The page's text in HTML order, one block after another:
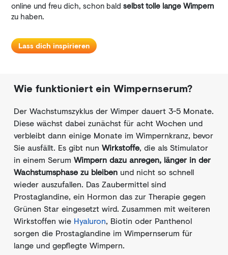
online und freu dich, schon bald selbst tolle lange Wimpern
zu haben.
Lass dich inspirieren
Wie funktioniert ein Wimpernserum?
Der Wachstumszyklus der Wimper dauert 3-5 Monate.
Diese wächst dabei zunächst für acht Wochen und
verbleibt dann einige Monate im Wimpernkranz, bevor
Sie ausfällt. Es gibt nun Wirkstoffe, die als Stimulator
in einem Serum Wimpern dazu anregen, länger in der
Wachstumsphase zu bleiben und nicht so schnell
wieder auszufallen. Das Zaubermittel sind
Prostaglandine, ein Hormon das zur Therapie gegen
Grünen Star eingesetzt wird. Zusammen mit weiteren
Wirkstoffen wie Hyaluron, Biotin oder Panthenol
sorgen die Prostaglandine im Wimpernserum für
lange und gepflegte Wimpern.